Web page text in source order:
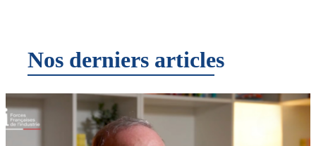
Nos derniers articles